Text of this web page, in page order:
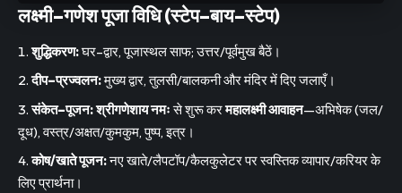
लक्ष्मी–गणेश पूजा विधि (स्टेप–बाय–स्टेप)
शुद्धिकरण:घर–द्वार, पूजास्थल साफ; उत्तर/पूर्वमुख बैठें।
दीप–प्रज्वलन:मुख्य द्वार, तुलसी/बालकनी और मंदिर में दिए जलाएँ।
संकेत–पूजन:श्रीगणेशाय नमःसे शुरू करमहालक्ष्मी आवाहन—अभिषेक (जल/
दूध), वस्त्र/अक्षत/कुमकुम, पुष्प, इत्र।
कोष/खाते पूजन:नए खाते/लैपटॉप/कैलकुलेटर पर स्वस्तिक व्यापार/करियर के
लिए प्रार्थना।